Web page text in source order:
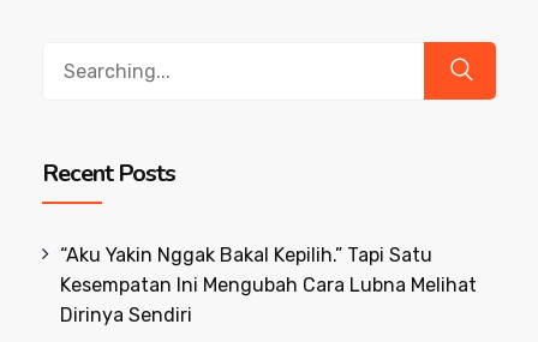
Recent Posts
“Aku Yakin Nggak Bakal Kepilih.” Tapi Satu
Kesempatan Ini Mengubah Cara Lubna Melihat
Dirinya Sendiri